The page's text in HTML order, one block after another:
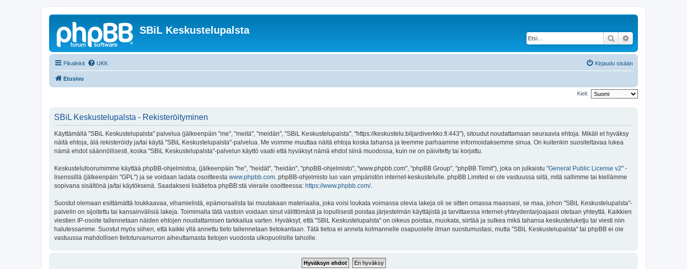
SBiL Keskustelupalsta
Etsi
Pikalinkit UKK Kirjaudu sisään
Etusivu
Kieli:
SBiL Keskustelupalsta - Rekisteröityminen
Käyttämällä "SBiL Keskustelupalsta" palvelua (jälkeenpäin "me", "meitä", "meidän", "SBiL Keskustelupalsta", "https://keskustelu.biljardiverkko.fi:443"), sitoudut noudattamaan seuraavia ehtoja. Mikäli et hyväksy
näitä ehtoja, älä rekisteröidy ja/tai käytä "SBiL Keskustelupalsta"-palvelua. Me voimme muuttaa näitä ehtoja koska tahansa ja teemme parhaamme informoidaksemme sinua. On kuitenkin suositeltavaa lukea
nämä ehdot säännöllisesti, koska "SBiL Keskustelupalsta"-palvelun käyttö vaatii että hyväksyt nämä ehdot siinä muodossa, kuin ne on päivitetty tai korjattu.
Keskustelufoorumimme käyttää phpBB-ohjelmistoa, (jälkeenpäin "he", "heidät", "heidän", "phpBB-ohjelmisto", "www.phpbb.com", "phpBB Group", "phpBB Tiimit"), joka on julkaistu "General Public License v2" -
lisenssillä (jälkeenpäin "GPL") ja se voidaan ladata osoitteesta www.phpbb.com . phpBB-ohjelmisto luo vain ympäristön internet-keskustelulle. phpBB Limited ei ole vastuussa siitä, mitä sallimme tai kiellämme
sopivana sisältönä ja/tai käytöksenä. Saadaksesi lisätietoa phpBB:stä vieraile osoitteessa: https://www.phpbb.com/.
Suostut olemaan esittämättä loukkaavaa, vihamielistä, epämoraalista tai muutakaan materiaalia, joka voisi loukata voimassa olevia lakeja oli se sitten omassa maassasi, se maa, johon "SBiL Keskustelupalsta"-
palvelin on sijoitettu tai kansainvälisiä lakeja. Toimimalla tätä vastoin voidaan sinut välittömästi ja lopullisesti poistaa järjestelmän käyttäjistä ja tarvittaessa internet-yhteydentarjoajaasi otetaan yhteyttä. Kaikkien
viestien IP-osoite tallennetaan näiden ehtojen noudattamisen tarkkailua varten. Hyväksyt, että "SBiL Keskustelupalsta" on oikeus poistaa, muokata, siirtää ja sulkea mikä tahansa keskusteluketju tai viesti niin
halutessamme. Suostut myös siihen, että kaikki yllä annettu tieto tallennetaan tietokantaan. Tätä tietoa ei anneta kolmannelle osapuolelle ilman suostumustasi, mutta "SBiL Keskustelupalsta" tai phpBB ei ole
vastuussa mahdollisen tietoturvamurron aiheuttamasta tietojen vuodosta ulkopuolisille tahoille.